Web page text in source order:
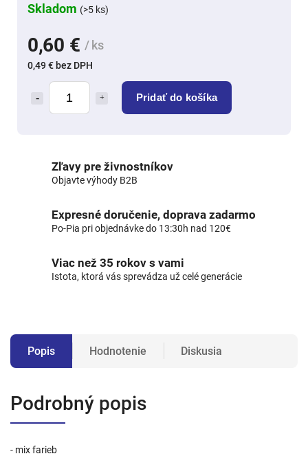
0,60 € / ks
0,49 € bez DPH
Pridať do košíka
Skladom (>5 ks)
Zľavy pre živnostníkov
Objavte výhody B2B
Expresné doručenie, doprava zadarmo
Po-Pia pri objednávke do 13:30h nad 120€
Viac než 35 rokov s vami
Istota, ktorá vás sprevádza už celé generácie
Popis Hodnotenie Diskusia
Podrobný popis
- mix farieb